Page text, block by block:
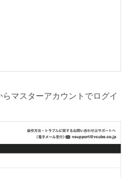
らマスターアカウントでログイ